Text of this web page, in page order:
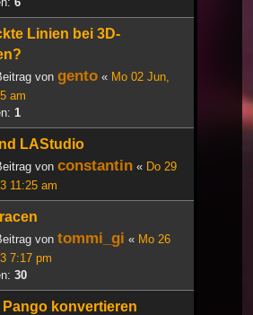
Linien bei 3D-
von gento « Mo 02 Jun,
am
1
LAStudio
von constantin « Do 29
11:25 am
von tommi_gi « Mo 26
7:17 pm
30
Pango konvertieren